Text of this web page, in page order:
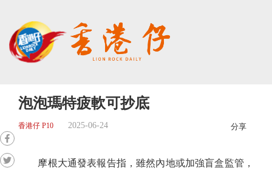
泡泡瑪特疲軟可抄底
香港仔 P10 2025-06-24 分享
摩根大通發表報告指，雖然內地或加強盲盒監管，